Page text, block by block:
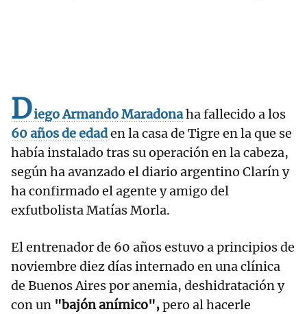
Diego Armando Maradonaha fallecido a los
60 años de edaden la casa de Tigre en la que se
había instalado tras su operación en la cabeza,
según ha avanzado el diario argentino Clarín y
ha confirmado el agente y amigo del
exfutbolista Matías Morla.
El entrenador de 60 años estuvo a principios de
noviembre diez días internado en una clínica
de Buenos Aires por anemia, deshidratación y
con un "bajón anímico",pero al hacerle